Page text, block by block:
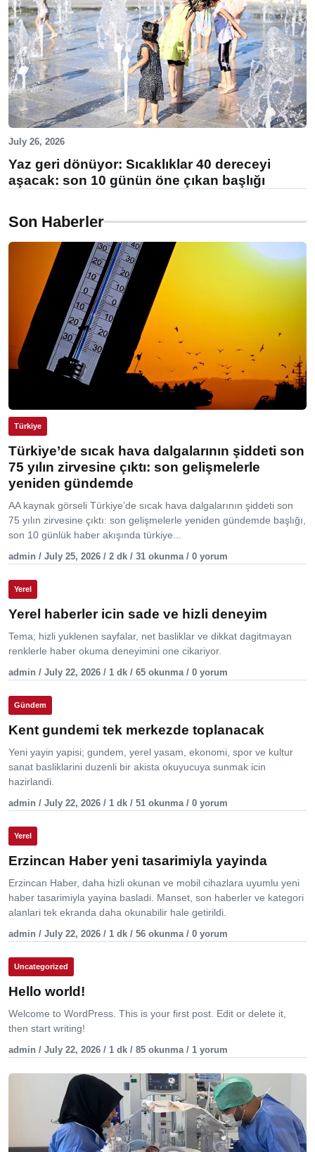
July 26, 2026
Yaz geri dönüyor: Sıcaklıklar 40 dereceyi
aşacak: son 10 günün öne çıkan başlığı
Son Haberler
Türkiye
Türkiye’de sıcak hava dalgalarının şiddeti son
75 yılın zirvesine çıktı: son gelişmelerle
yeniden gündemde
AA kaynak görseli Türkiye’de sıcak hava dalgalarının şiddeti son
75 yılın zirvesine çıktı: son gelişmelerle yeniden gündemde başlığı,
son 10 günlük haber akışında türkiye...
admin / July 25, 2026 / 2 dk / 31 okunma / 0 yorum
Yerel
Yerel haberler icin sade ve hizli deneyim
Tema; hizli yuklenen sayfalar, net basliklar ve dikkat dagitmayan
renklerle haber okuma deneyimini one cikariyor.
admin / July 22, 2026 / 1 dk / 65 okunma / 0 yorum
Gündem
Kent gundemi tek merkezde toplanacak
Yeni yayin yapisi; gundem, yerel yasam, ekonomi, spor ve kultur
sanat basliklarini duzenli bir akista okuyucuya sunmak icin
hazirlandi.
admin / July 22, 2026 / 1 dk / 51 okunma / 0 yorum
Yerel
Erzincan Haber yeni tasarimiyla yayinda
Erzincan Haber, daha hizli okunan ve mobil cihazlara uyumlu yeni
haber tasarimiyla yayina basladi. Manset, son haberler ve kategori
alanlari tek ekranda daha okunabilir hale getirildi.
admin / July 22, 2026 / 1 dk / 56 okunma / 0 yorum
Uncategorized
Hello world!
Welcome to WordPress. This is your first post. Edit or delete it,
then start writing!
admin / July 22, 2026 / 1 dk / 85 okunma / 1 yorum